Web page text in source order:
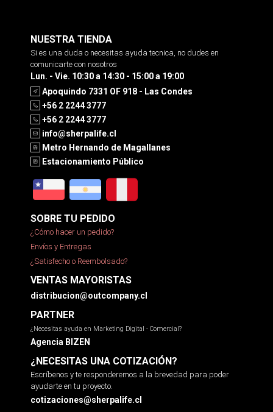
NUESTRA TIENDA
Si es una duda o necesitas ayuda tecnica, no dudes en
comunicarte con nosotros
Lun. - Vie. 10:30 a 14:30 - 15:00 a 19:00
Apoquindo 7331 OF 918 - Las Condes
+56 2 2244 3777
+56 2 2244 3777
info@sherpalife.cl
Metro Hernando de Magallanes
Estacionamiento Público
SOBRE TU PEDIDO
¿Cómo hacer un pedido?
Envíos y Entregas
¿Satisfecho o Reembolsado?
VENTAS MAYORISTAS
distribucion@outcompany.cl
PARTNER
¿Necesitas ayuda en Marketing Digital - Comercial?
Agencia BIZEN
¿NECESITAS UNA COTIZACIÓN?
Escríbenos y te responderemos a la brevedad para poder
ayudarte en tu proyecto.
cotizaciones@sherpalife.cl